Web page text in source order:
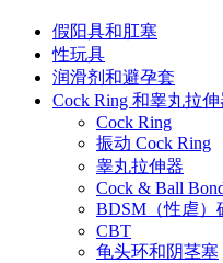
假阳具和肛塞
性玩具
润滑剂和避孕套
Cock Ring 和睾丸拉伸
Cock Ring
振动 Cock Ring
睾丸拉伸器
Cock & Ball
BDSM（性虐）
CBT
龟头环和阴茎塞